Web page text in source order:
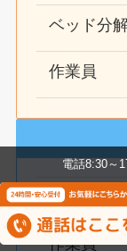
ベッド分
作業員
間仕切り
作業員
電話8:30～